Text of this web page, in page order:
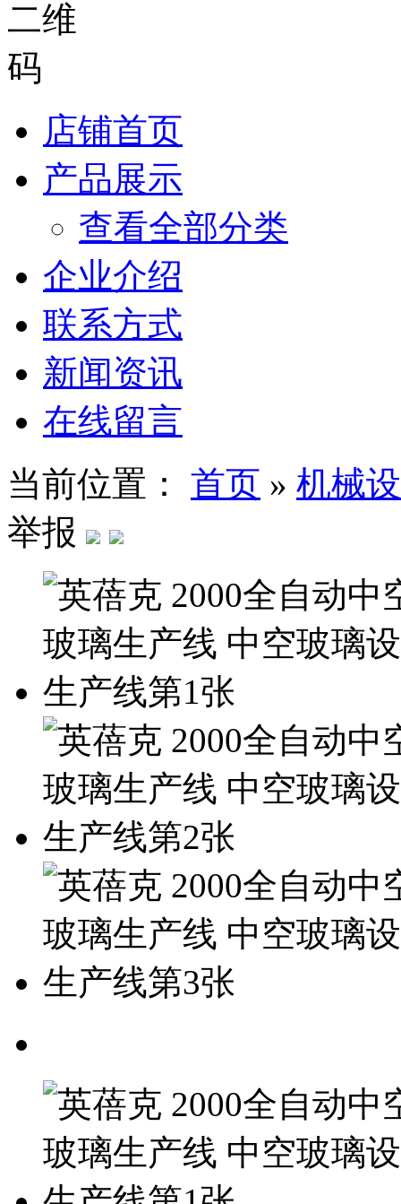
店铺首页
产品展示
查看全部分类
企业介绍
联系方式
新闻资讯
在线留言
当前位置： 首页 » 机械
举报